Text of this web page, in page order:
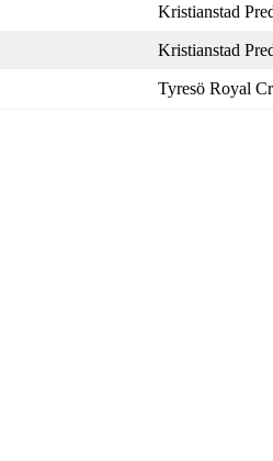
Kristianstad
Kristianstad
Tyresö Royal